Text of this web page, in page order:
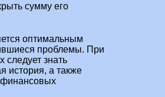
сумму его
оптимальным
проблемы. При
следует знать
история, а также
финансовых